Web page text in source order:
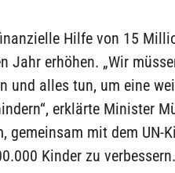
Hilfe von 15
Jahr erhöhen. „Wir
und alles tun, um eine
erklärte Minister
gemeinsam mit dem UN-
Kinder zu verbessern.